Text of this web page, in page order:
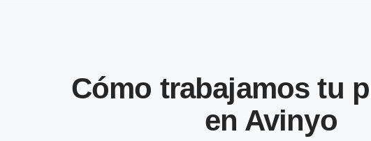
Cómo trabajamos tu
en Avinyo